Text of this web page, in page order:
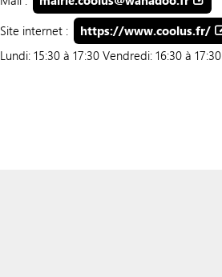
Site internet :
https://www.coolus.fr/
Lundi: 15:30 à 17:30 Vendredi: 16:30 à 17:30